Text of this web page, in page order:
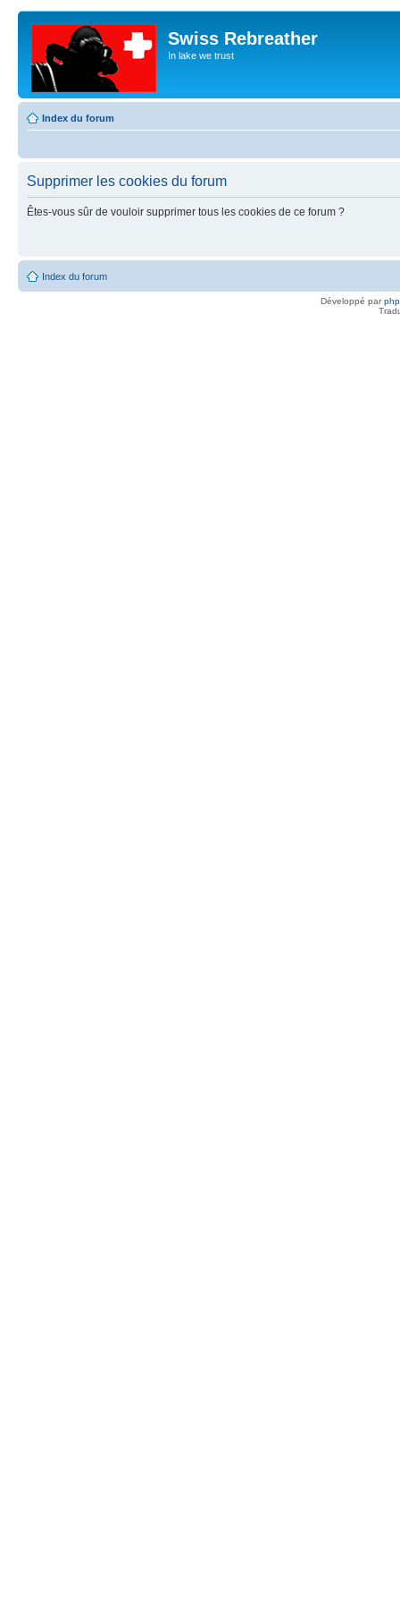
Swiss Rebreather
In lake we trust
Index du forum
Supprimer les cookies du forum
Êtes-vous sûr de vouloir supprimer tous les cookies de ce forum ?
Index du forum
Développé par